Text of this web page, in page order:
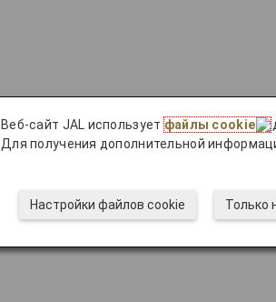
Веб-сайт JAL используетфайлы cookie
Для получения дополнительной
Только
Настройки файлов cookie